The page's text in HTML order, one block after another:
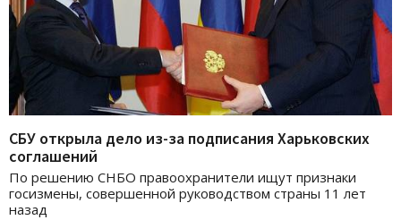
СБУ открыла дело из-за подписания Харьковских
соглашений
По решению СНБО правоохранители ищут признаки
госизмены, совершенной руководством страны 11 лет
назад